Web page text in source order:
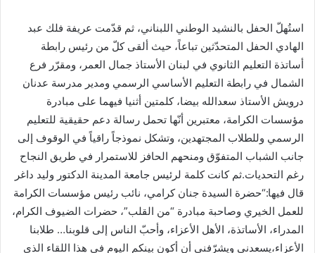
استُهلّ الحفل بالنشيد الوطني اللبناني، ثم قدّمت عريفة فلك عبد
الهادي الحفل المتحدّثين تباعاً، حيث ألقى كلّ من رئيس رابطة
أساتذة التعليم الثانوي في لبنان الأستاذ جمال العمر، ومقرّر فرع
الشمال في رابطة التعليم الأساسي الرسمي ومدير مدرسة عدنان
درويش الأستاذ سعدالله بيضا، كلمتين أثنيا فيهما على مبادرة
مؤسسات الكرامة، معتبرين أنّها تحمل رسالة دعم حقيقية للتعليم
الرسمي وللطلاب المجتهدين، وتشكل نموذجاً راقياً في الوقوف إلى
جانب الشباب المتفوّق ومنحهم الحافز للاستمرار في طريق النجاح
رغم التحديات.ثم كانت كلمة لرئيس جامعة المدينة الدكتور وليد داغر
قال فيها:“حضرة السيدة جنان كرامي، نائب رئيس مؤسسات الكرامة
للعمل الخيري وصاحبة مبادرة “من القلب”، حضرات الضيوف الكرام،
المدراء، الأساتذة، الأهل الأعزاء، وأحبّ الناس إلى قلوبنا… طلابنا
الأعزاء،يسعدني ويشرّفني أن أكون بينكم اليوم في هذا اللقاء الذي